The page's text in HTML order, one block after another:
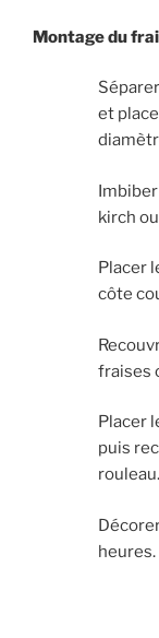
Montage du
et
kirch
Placer
côte
fraises
Placer
puis
rouleau.
heures.